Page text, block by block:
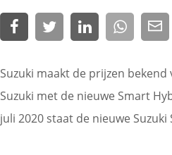
Suzuki maakt de prijzen
Suzuki met de nieuwe Smart
juli 2020 staat de nieuwe